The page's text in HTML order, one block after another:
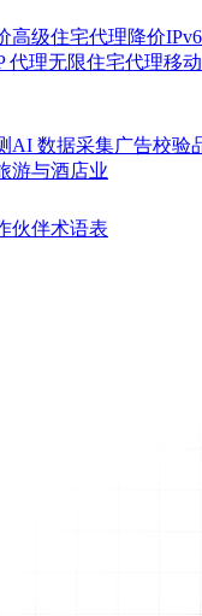
高级住宅代理降价
代理无限住宅代理移
AI 数据采集广告校验
游与酒店业
伙伴术语表